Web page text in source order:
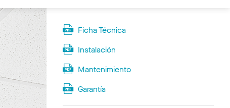
Ficha Técnica
Instalación
Mantenimiento
Garantía